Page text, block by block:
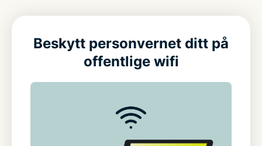
Beskytt personvernet ditt på
offentlige wifi